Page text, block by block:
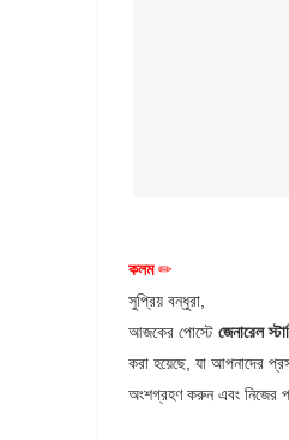
কলম✏
সুপ্রিয় বন্ধুরা,
আজকের পোস্টে জেনারেল
করা হয়েছে, যা আপনাদের
অংশগ্রহণ করুন এবং নিজের